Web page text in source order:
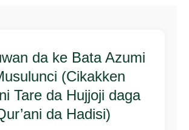
da ke Bata Azumi
(Cikakken
Tare da Hujjoji daga
da Hadisi)